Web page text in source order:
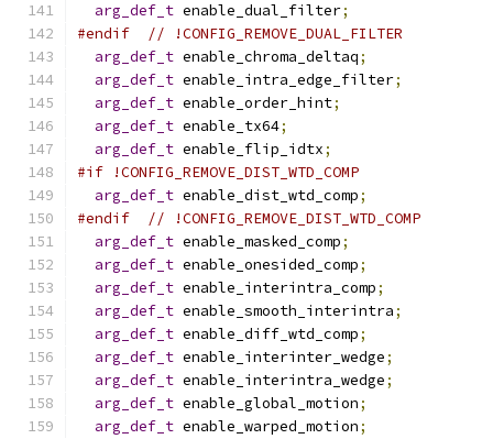
arg_def_t enable_dual_filter;
#endif
// !CONFIG_REMOVE_DUAL_FILTER
arg_def_t enable_chroma_deltaq;
arg_def_t enable_intra_edge_filter;
arg_def_t enable_order_hint;
arg_def_t enable_tx64;
arg_def_t enable_flip_idtx;
#if !CONFIG_REMOVE_DIST_WTD_COMP
arg_def_t enable_dist_wtd_comp;
#endif
// !CONFIG_REMOVE_DIST_WTD_COMP
arg_def_t enable_masked_comp;
arg_def_t enable_onesided_comp;
arg_def_t enable_interintra_comp;
arg_def_t enable_smooth_interintra;
arg_def_t enable_diff_wtd_comp;
arg_def_t enable_interinter_wedge;
arg_def_t enable_interintra_wedge;
arg_def_t enable_global_motion;
arg_def_t enable_warped_motion;